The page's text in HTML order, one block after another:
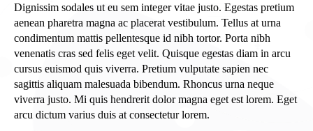
Dignissim sodales ut eu sem integer vitae justo. Egestas pretium
aenean pharetra magna ac placerat vestibulum. Tellus at urna
condimentum mattis pellentesque id nibh tortor. Porta nibh
venenatis cras sed felis eget velit. Quisque egestas diam in arcu
cursus euismod quis viverra. Pretium vulputate sapien nec
sagittis aliquam malesuada bibendum. Rhoncus urna neque
viverra justo. Mi quis hendrerit dolor magna eget est lorem. Eget
arcu dictum varius duis at consectetur lorem.